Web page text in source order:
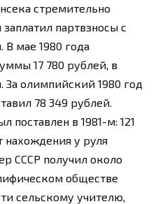
стремительно
партвзносы с
В мае 1980 года
17 780 рублей, в
За олимпийский 1980 год
78 349 рублей.
в 1981-м: 121
нахождения у руля
СССР получил около
обществе
сельскому учителю,